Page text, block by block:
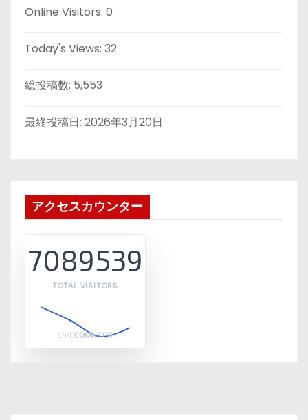
Online Visitors: 0
Today's Views: 32
総投稿数: 5,553
最終投稿日: 2026年3月20日
アクセスカウンター
7089539
TOTAL VISITORS